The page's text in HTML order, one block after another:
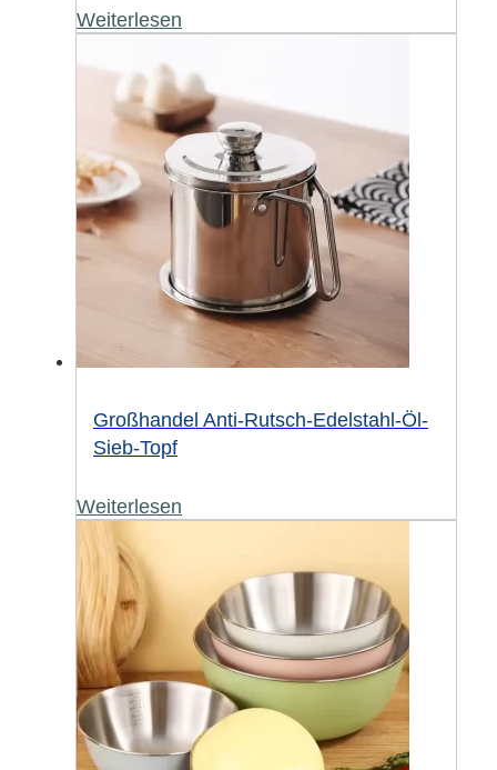
Weiterlesen
Großhandel Anti-Rutsch-Edelstahl-Öl-
Sieb-Topf
Weiterlesen